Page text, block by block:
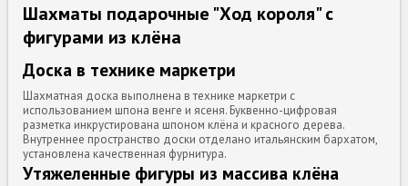
Шахматы подарочные "Ход короля" с
фигурами из клёна
Доска в технике маркетри
Шахматная доска выполнена в технике маркетри с
использованием шпона венге и ясеня. Буквенно-цифровая
разметка инкрустирована шпоном клёна и красного дерева.
Внутреннее пространство доски отделано итальянским бархатом,
установлена качественная фурнитура.
Утяжеленные фигуры из массива клёна